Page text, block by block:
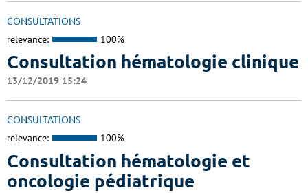
CONSULTATIONS
relevance: 100%
Consultation hématologie clinique
13/12/2019 15:24
CONSULTATIONS
relevance: 100%
Consultation hématologie et
oncologie pédiatrique